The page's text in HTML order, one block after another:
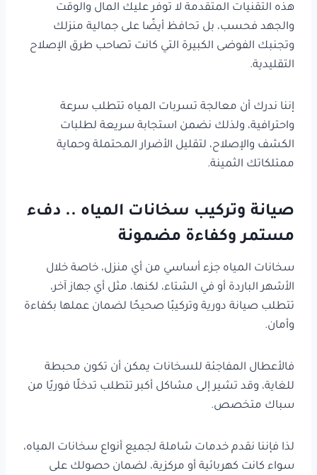
هذه التقنيات المتقدمة لا توفر عليك المال والوقت
والجهد فحسب، بل تحافظ أيضًا على جمالية منزلك
وتجنبك الفوضى الكبيرة التي كانت تصاحب طرق الإصلاح
التقليدية.
إننا ندرك أن معالجة تسربات المياه تتطلب سرعة
واحترافية، ولذلك نضمن استجابة سريعة لطلبات
الكشف والإصلاح، لتقليل الأضرار المحتملة وحماية
ممتلكاتك الثمينة.
صيانة وتركيب سخانات المياه .. دفء
مستمر وكفاءة مضمونة
سخانات المياه جزء أساسي من أي منزل، خاصة خلال
الأشهر الباردة أو في الشتاء، لكنها، مثل أي جهاز آخر،
تتطلب صيانة دورية وتركيبًا صحيحًا لضمان عملها بكفاءة
وأمان.
فالأعطال المفاجئة للسخانات يمكن أن تكون محبطة
للغاية، وقد تشير إلى مشاكل أكبر تتطلب تدخلًا فوريًا من
سباك متخصص.
لذا فإننا نقدم خدمات شاملة لجميع أنواع سخانات المياه،
سواء كانت كهربائية أو مركزية، لضمان حصولك على